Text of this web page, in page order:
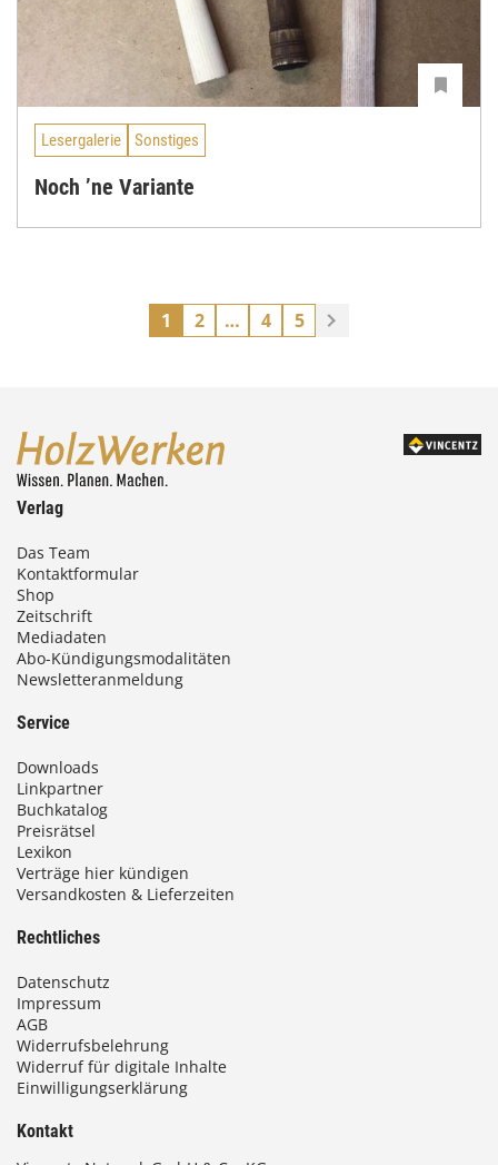
Lesergalerie Sonstiges
Noch ’ne Variante
1 2 … 4 5
Verlag
Das Team
Kontaktformular
Shop
Zeitschrift
Mediadaten
Abo-Kündigungsmodalitäten
Newsletteranmeldung
Service
Downloads
Linkpartner
Buchkatalog
Preisrätsel
Lexikon
Verträge hier kündigen
Versandkosten & Lieferzeiten
Rechtliches
Datenschutz
Impressum
AGB
Widerrufsbelehrung
Widerruf für digitale Inhalte
Einwilligungserklärung
Kontakt